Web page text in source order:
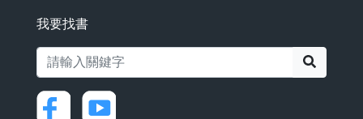
我要找書